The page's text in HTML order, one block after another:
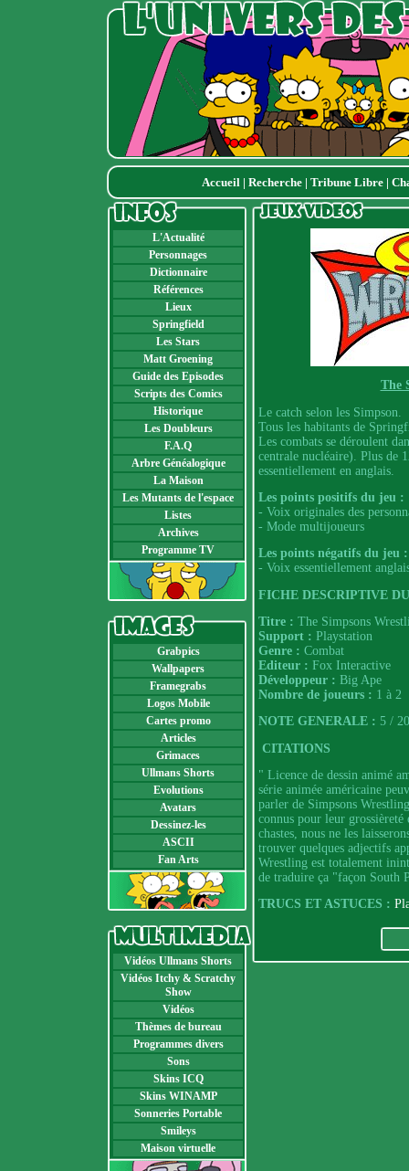
Accueil| Recherche| Tribune Libre |
L'Actualité
Personnages
Dictionnaire
Références
Lieux
Springfield
Les Stars
Matt Groening
Guide des Episodes
Scripts des Comics
Historique
Les Doubleurs
F.A.Q
Arbre Généalogique
La Maison
Les Mutants de l'espace
Listes
Archives
Programme TV
Grabpics
Wallpapers
Framegrabs
Logos Mobile
Cartes promo
Articles
Grimaces
Ullmans Shorts
Evolutions
Avatars
Dessinez-les
ASCII
Fan Arts
Vidéos Ullmans Shorts
Vidéos Itchy & Scratchy
Show
Vidéos
Thèmes de bureau
Programmes divers
Sons
Skins ICQ
Skins WINAMP
Sonneries Portable
Smileys
Maison virtuelle
The
Le catch selon les Simpson.
Tous les habitants de
Les combats se déroulent
centrale nucléaire). Plus de
essentiellement en anglais.
Les points positifs du jeu :
- Voix originales des
- Mode multijoueurs
Les points négatifs du jeu :
- Voix essentiellement
FICHE DESCRIPTIVE
Titre : The Simpsons
Support : Playstation
Genre : Combat
Editeur : Fox Interactive
Développeur : Big Ape
Nombre de joueurs : 1 à 2
NOTE GENERALE : 5 / 20
CITATIONS
" Licence de dessin animé
série animée américaine
parler de Simpsons
connus pour leur
chastes, nous ne les
trouver quelques adjectifs
Wrestling est totalement
de traduire ça "façon South
TRUCS ET ASTUCES :